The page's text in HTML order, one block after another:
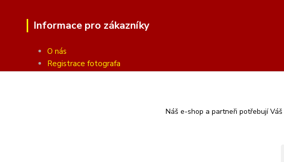
Informace pro zákazníky
O nás
Registrace fotografa
Náš e-shop a partneři potřebují Váš